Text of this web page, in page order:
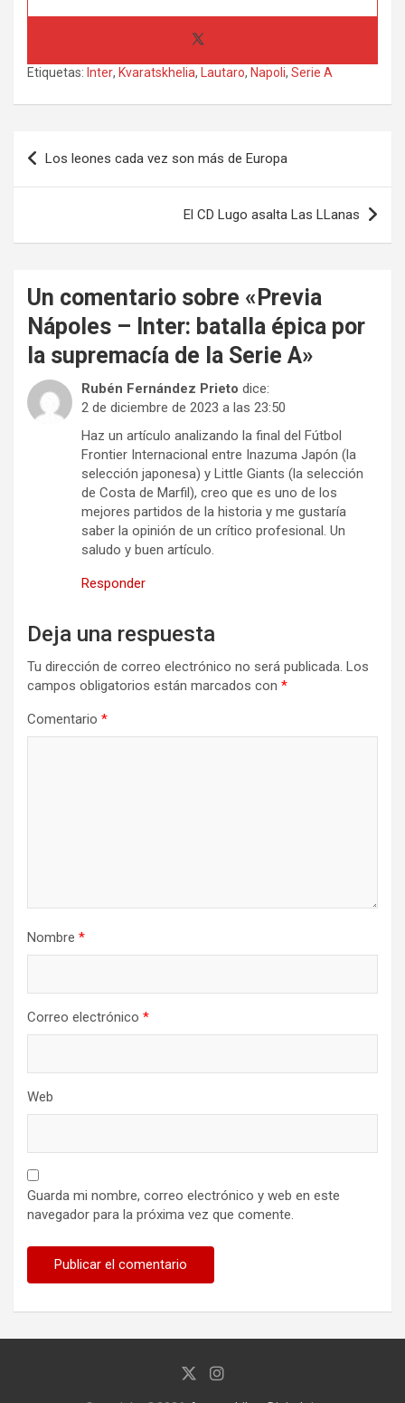
Etiquetas: Inter, Kvaratskhelia, Lautaro, Napoli, Serie A
Navegación
de
Los leones cada vez son más de Europa
El CD Lugo asalta Las LLanas
Un comentario sobre « Previa
Nápoles – Inter: batalla épica por
la supremacía de la Serie A»
Rubén Fernández Prieto dice:
2 de diciembre de 2023 a las 23:50
Haz un artículo analizando la final del Fútbol
Frontier Internacional entre Inazuma Japón (la
selección japonesa) y Little Giants (la selección
de Costa de Marfil), creo que es uno de los
mejores partidos de la historia y me gustaría
saber la opinión de un crítico profesional. Un
saludo y buen artículo.
Responder
Deja una respuesta
Tu dirección de correo electrónico no será publicada. Los
campos obligatorios están marcados con *
Comentario *
Nombre *
Correo electrónico *
Web
Guarda mi nombre, correo electrónico y web en este
navegador para la próxima vez que comente.